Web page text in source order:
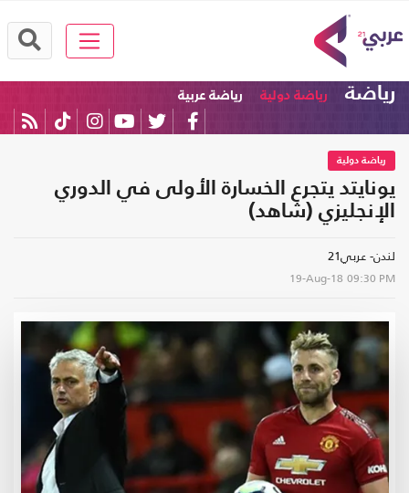
رياضة رياضة دولية رياضة عربية
رياضة دولية
يونايتد يتجرع الخسارة الأولى في الدوري
الإنجليزي (شاهد)
لندن- عربي21
19-Aug-18 09:30 PM